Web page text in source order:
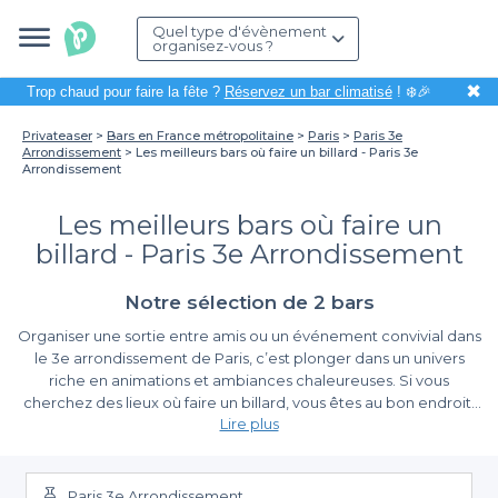
Quel type d'évènement
organisez-vous ?
Trop chaud pour faire la fête ? Réservez un bar climatisé! ❄️🎉 ✖
Privateaser Bars en France métropolitaine Paris
Paris 3e
Arrondissement
Les meilleurs bars où faire un billard - Paris 3e
Arrondissement
Les meilleurs bars où faire un
billard - Paris 3e Arrondissement
Notre sélection de 2 bars
Organiser une sortie entre amis ou un événement convivial dans
le 3e arrondissement de Paris, c’est plonger dans un univers
riche en animations et ambiances chaleureuses. Si vous
cherchez des lieux où faire un billard, vous êtes au bon endroit.
La magie des soirées autour d'une table de billard crée des
décontracté ou un moment de compétition amicale, les bars du
quartier allient plaisir et convivialité.
Pourquoi choisir Privateaser pour trouver votre bar ?
Lire plus